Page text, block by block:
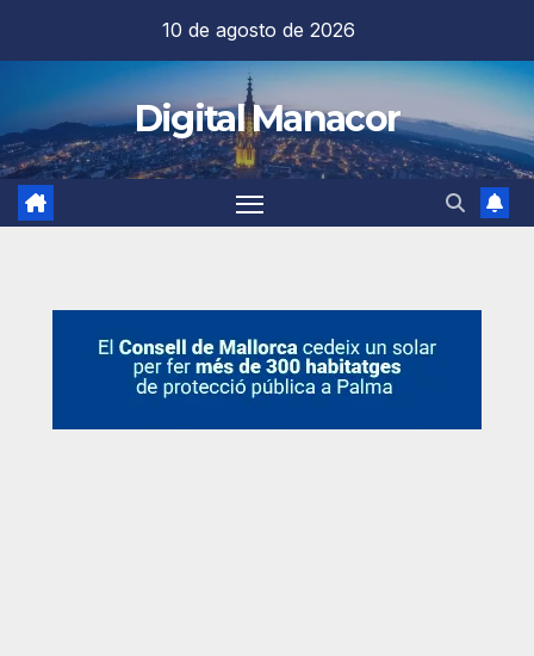
contenido
10 de agosto de 2026
Digital Manacor